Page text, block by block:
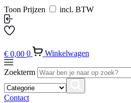
Toon Prijzen incl. BTW
€ 0,00 0 Winkelwagen
Zoekterm
Contact